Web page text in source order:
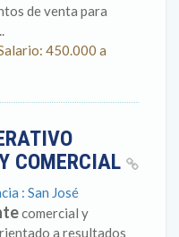
de venta para
450.000 a
COMERCIAL
: San José
comercial y
a resultados